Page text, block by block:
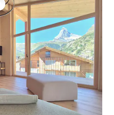
plus appréciés